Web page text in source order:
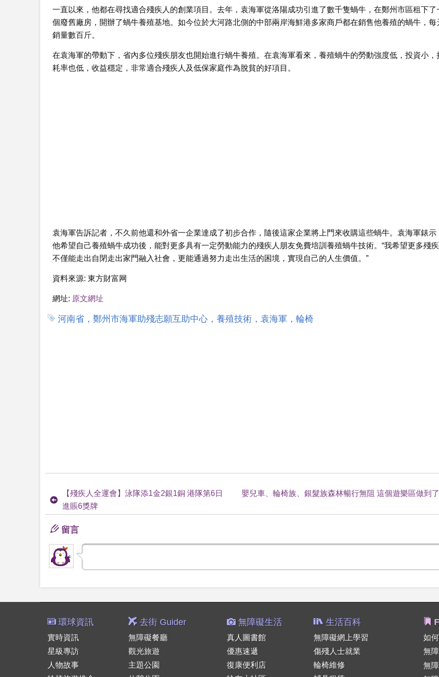
一直以來，他都在尋找適合殘疾人的創業項目。去年，袁海軍從洛陽成功引進了數千隻蝸牛，在鄭州市區租下了
個廢舊廠房，開辦了蝸牛養殖基地。如今位於大河路北側的中部兩岸海鮮港多家商戶都在銷售他養殖的蝸牛，每
銷量數百斤。
在袁海軍的帶動下，省內多位殘疾朋友也開始進行蝸牛養殖。在袁海軍看來，養殖蝸牛的勞動強度低，投資小，
耗率也低，收益穩定，非常適合殘疾人及低保家庭作為脫貧的好項目。
袁海軍告訴記者，不久前他還和外省一企業達成了初步合作，隨後這家企業將上門來收購這些蝸牛。袁海軍錶示
他希望自己養殖蝸牛成功後，能對更多具有一定勞動能力的殘疾人朋友免費培訓養殖蝸牛技術。“我希望更多殘
不僅能走出自閉走出家門融入社會，更能通過努力走出生活的困境，實現自己的人生價值。”
資料來源: 東方財富网
網址: 原文網址
河南省，鄭州市海軍助殘志願互助中心，養殖技術，袁海軍，輪椅
【殘疾人全運會】泳隊添1金2銀1銅 港隊第6日
進賬6獎牌
嬰兒車、輪椅族、銀髮族森林暢行無阻 這個遊樂區做到了
留言
環球資訊
實時資訊
星級專訪
人物故事
去街 Guider
無障礙餐廳
觀光旅遊
主題公園
無障礙生活
真人圖書館
優惠速遞
復康便利店
生活百科
無障礙網上學習
傷殘人士就業
輪椅維修
如
無
無